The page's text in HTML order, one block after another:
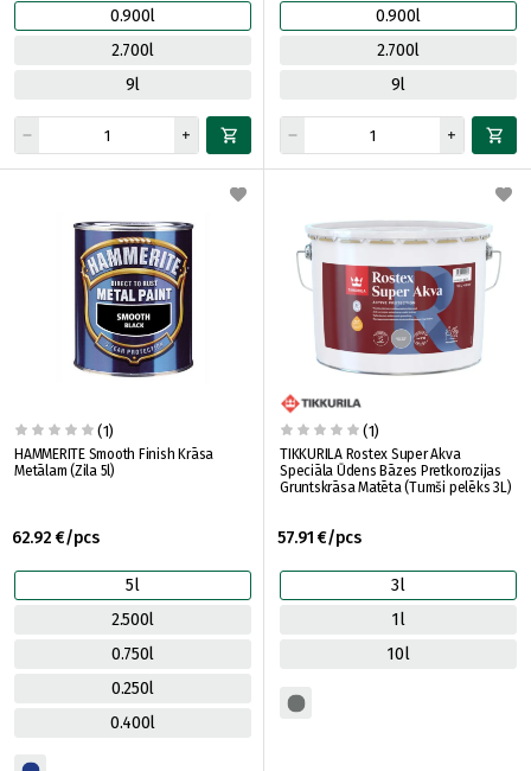
0.900l
2.700l
9l
0.900l
2.700l
9l
(1)
HAMMERITE Smooth Finish Krāsa
Metālam (Zila 5l)
62.92 €/pcs
5l
2.500l
0.750l
0.250l
0.400l
(1)
TIKKURILA Rostex Super Akva
Speciāla Ūdens Bāzes Pretkorozijas
Gruntskrāsa Matēta (Tumši pelēks 3L)
57.91 €/pcs
3l
1l
10l